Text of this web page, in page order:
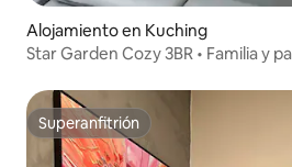
Alojamiento en Kuching
Star Garden Cozy 3BR • Familia y
Superanfitrión
Superanfitrión